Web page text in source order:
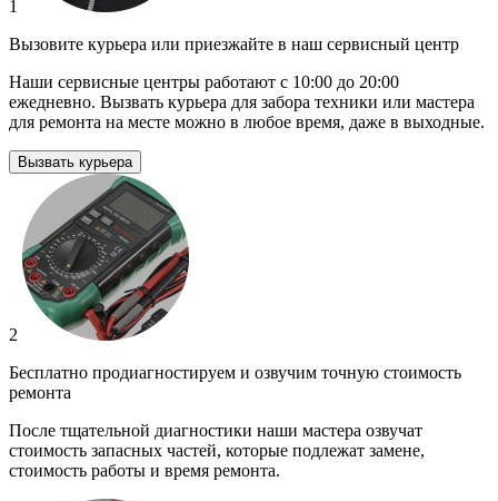
1
Вызовите курьера или приезжайте в наш сервисный центр
Наши сервисные центры работают с 10:00 до 20:00
ежедневно. Вызвать курьера для забора техники или мастера
для ремонта на месте можно в любое время, даже в выходные.
Вызвать курьера
2
Бесплатно продиагностируем и озвучим точную стоимость
ремонта
После тщательной диагностики наши мастера озвучат
стоимость запасных частей, которые подлежат замене,
стоимость работы и время ремонта.